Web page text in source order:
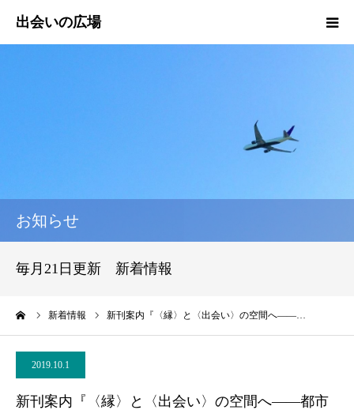
お知らせ
毎月21日更新 新着情報
新着情報 新刊案内『〈縁〉と〈出会い〉の空間へ――…
2019.10.1
新刊案内『〈縁〉と〈出会い〉の空間へ――都市
活動報告
出会いの広場